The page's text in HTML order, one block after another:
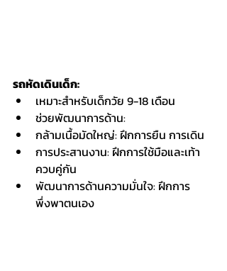
รถหัดเดินเด็ก:
เหมาะสำหรับเด็กวัย 9-18 เดือน
ช่วยพัฒนาการด้าน:
กล้ามเนื้อมัดใหญ่: ฝึกการยืน การเดิน
การประสานงาน: ฝึกการใช้มือและเท้า
ควบคู่กัน
พัฒนาการด้านความมั่นใจ: ฝึกการ
พึ่งพาตนเอง